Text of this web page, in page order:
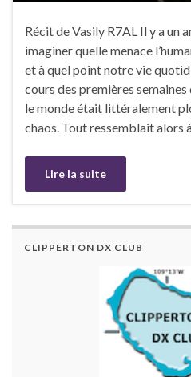
Récit de Vasily R7AL Il y a un
imaginer quelle menace
et à quel point notre vie
cours des premières
le monde était littéralement
chaos. Tout ressemblait alors
Lire la suite
CLIPPERTON DX CLUB